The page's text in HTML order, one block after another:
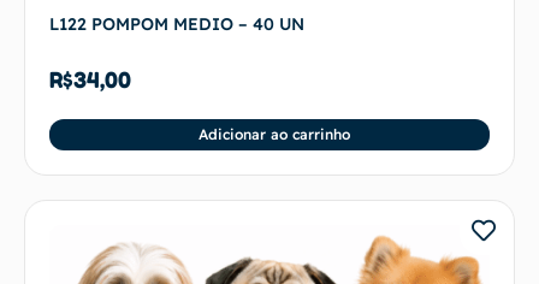
L122 POMPOM MEDIO – 40 UN
R$34,00
Adicionar ao carrinho